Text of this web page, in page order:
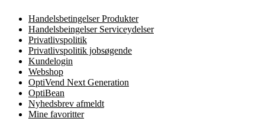
Handelsbetingelser Produkter
Handelsbeingelser Serviceydelser
Privatlivspolitik
Privatlivspolitik jobsøgende
Kundelogin
Webshop
OptiVend Next Generation
OptiBean
Nyhedsbrev afmeldt
Mine favoritter